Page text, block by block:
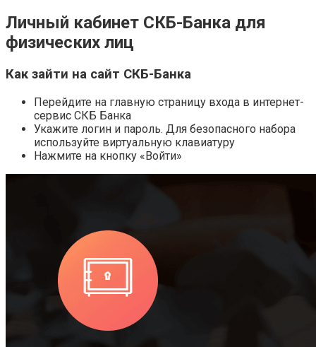
Личный кабинет СКБ-Банка для
физических лиц
Как зайти на сайт СКБ-Банка
Перейдите на главную страницу входа в интернет-
сервис СКБ Банка
Укажите логин и пароль. Для безопасного набора
используйте виртуальную клавиатуру
Нажмите на кнопку «Войти»